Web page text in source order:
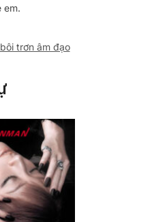
em.
trơn âm đạo